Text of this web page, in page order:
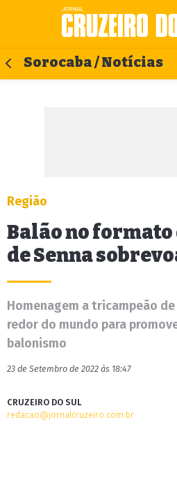
Sorocaba / Notícias
Região
Balão no formato
de Senna
Homenagem a tricampeão de
redor do mundo para
balonismo
23 de Setembro de 2022 às 18:47
CRUZEIRO DO SUL
redacao@jornalcruzeiro.com.br